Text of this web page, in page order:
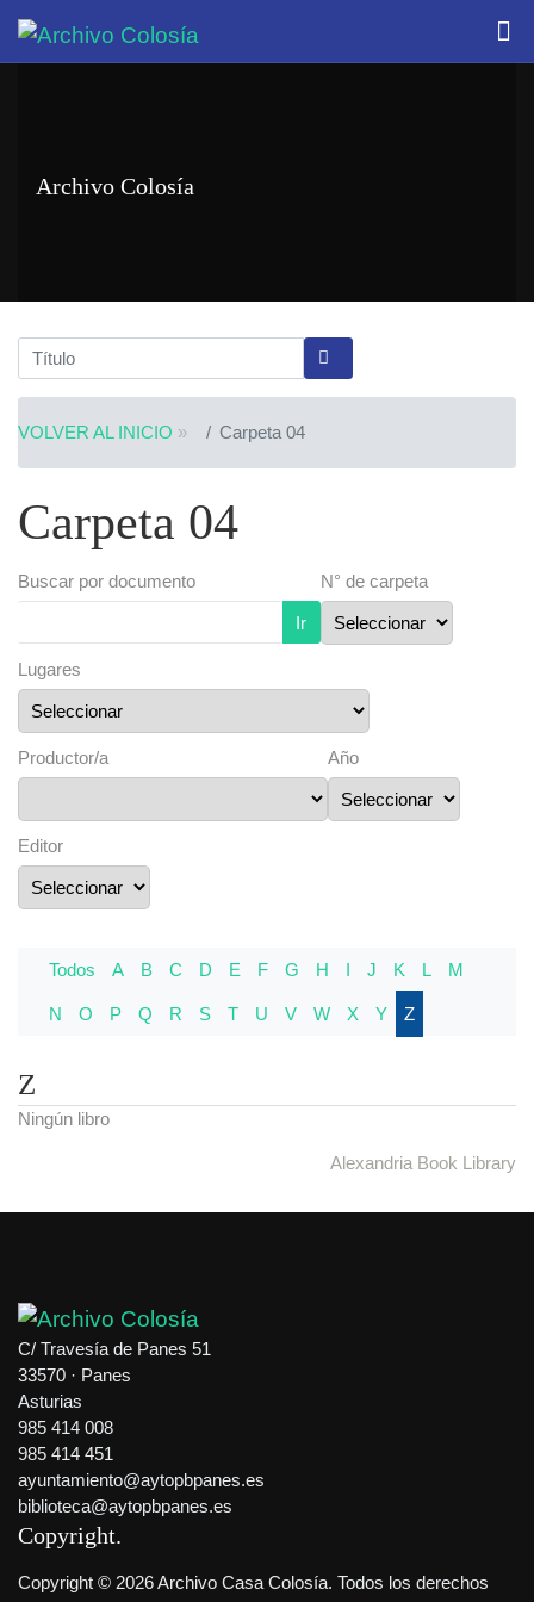
Archivo Colosía
VOLVER AL INICIO » Carpeta 04
Carpeta 04
Buscar por documento
Ir
N° de carpeta
Lugares
Productor/a Año
Editor
Todos A B C D E F G H I J K L M
N O P Q R S T U V W X Y Z
Z
Ningún libro
Alexandria Book Library
C/ Travesía de Panes 51
33570 · Panes
Asturias
985 414 008
985 414 451
ayuntamiento@aytopbpanes.es
biblioteca@aytopbpanes.es
Copyright
Copyright © 2026 Archivo Casa Colosía. Todos los derechos